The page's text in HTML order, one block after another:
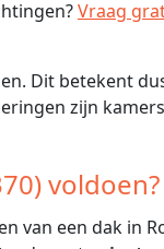
Vraag
Dit betekent
zijn
voldoen?
van een dak in